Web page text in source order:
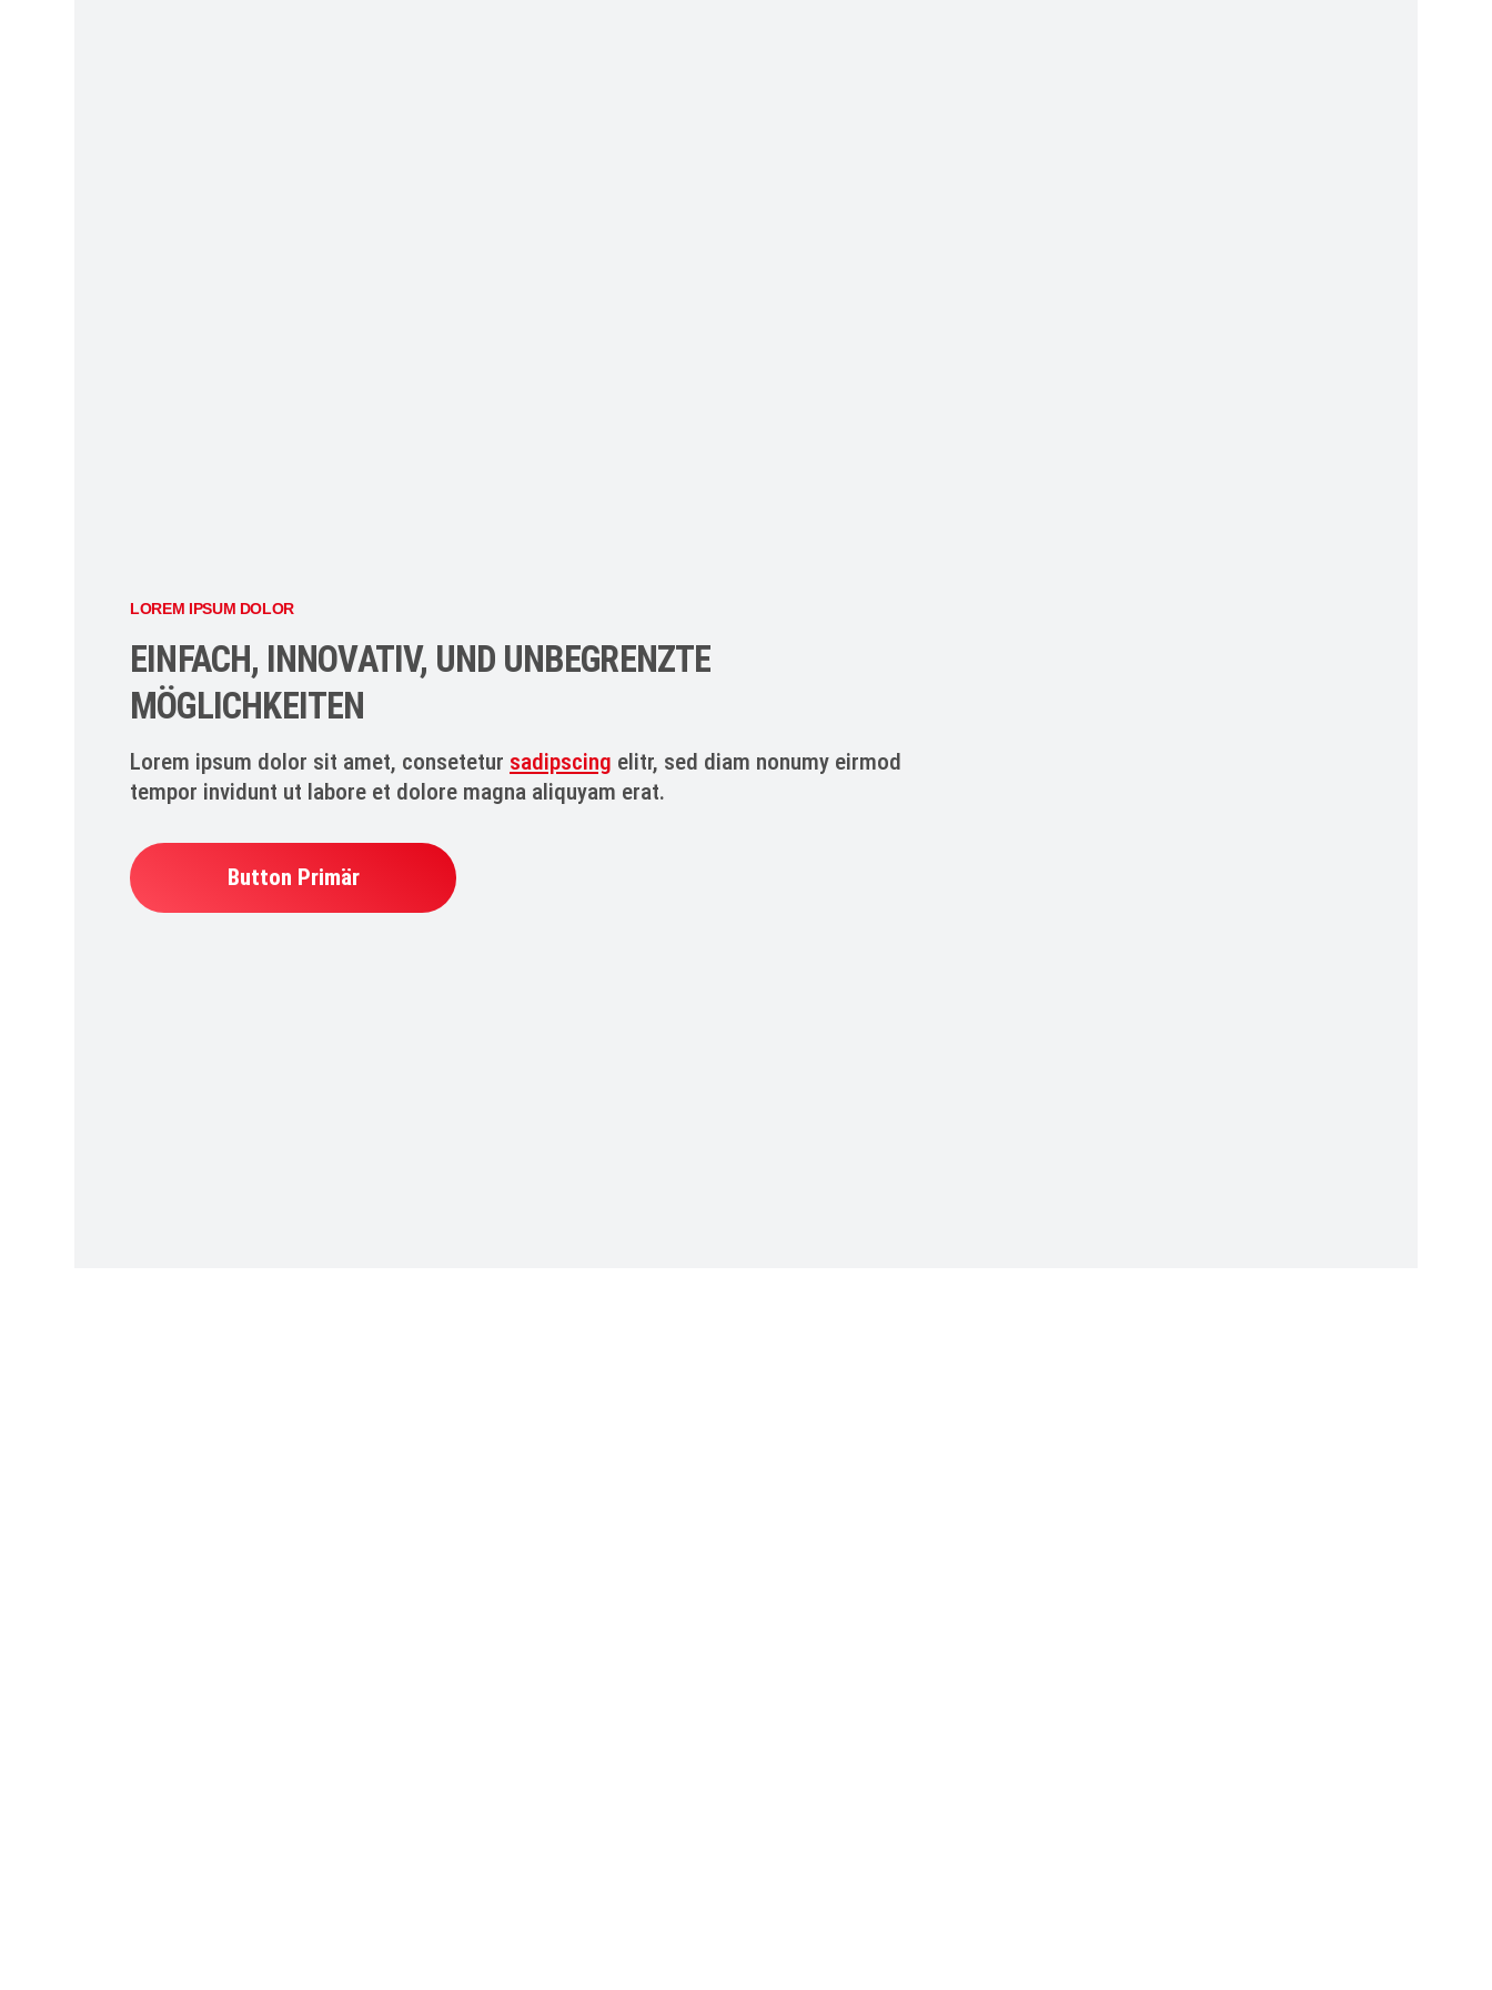
LOREM IPSUM DOLOR
EINFACH, INNOVATIV, UND UNBEGRENZTE
MÖGLICHKEITEN
Lorem ipsum dolor sit amet, consetetur sadipscing elitr, sed diam nonumy eirmod
tempor invidunt ut labore et dolore magna aliquyam erat.
Button Primär